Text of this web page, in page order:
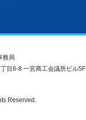
務局
目6-8 一宮商工会議所ビル
Reserved.